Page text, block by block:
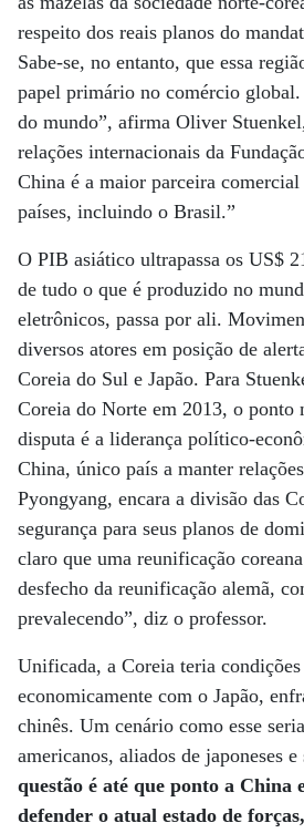
respeito dos reais planos do
Sabe-se, no entanto, que essa
papel primário no comércio
do mundo”, afirma Oliver
relações internacionais da
China é a maior parceira
países, incluindo o Brasil.”
O PIB asiático ultrapassa os US$
de tudo o que é produzido no
eletrônicos, passa por ali.
diversos atores em posição de
Coreia do Sul e Japão. Para
Coreia do Norte em 2013, o ponto
disputa é a liderança político-
China, único país a manter
Pyongyang, encara a divisão das
segurança para seus planos de
claro que uma reunificação
desfecho da reunificação alemã,
prevalecendo”, diz o professor.
Unificada, a Coreia teria
economicamente com o Japão,
chinês. Um cenário como esse
americanos, aliados de japoneses e
questão é até que ponto a China
defender o atual estado de